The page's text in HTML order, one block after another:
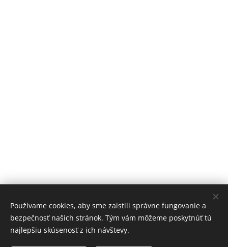
vk.com/informer.slovensko
Používame cookies, aby sme zaistili správne fungovanie a
bezpečnosť našich stránok. Tým vám môžeme poskytnúť tú
najlepšiu skúsenosť z ich návštevy.